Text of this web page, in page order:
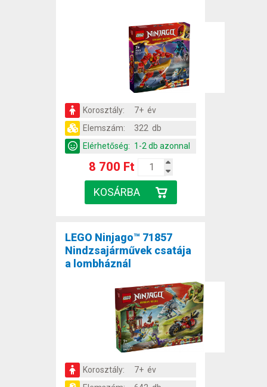
Korosztály:
7+ év
Elemszám:
322 db
Elérhetőség: 1-2 db azonnal
8 700 Ft
LEGO Ninjago™ 71857
Nindzsajárművek csatája
a lombháznál
Korosztály:
7+ év